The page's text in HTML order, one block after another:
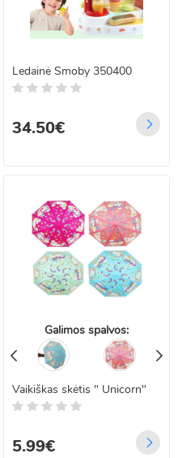
Ledainė Smoby 350400
34.50€
Galimos spalvos:
Vaikiškas skėtis " Unicorn"
5.99€